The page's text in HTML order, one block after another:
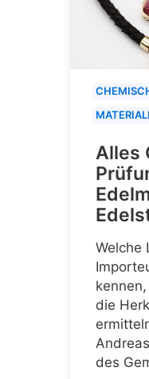
Alles
Welche
die
des